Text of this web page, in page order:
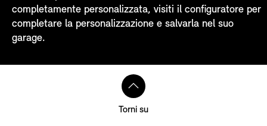
completamente personalizzata, visiti il configuratore per
completare la personalizzazione e salvarla nel suo
garage.
Torni su